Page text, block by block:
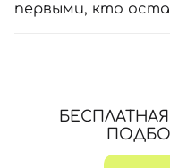
первыми, кто